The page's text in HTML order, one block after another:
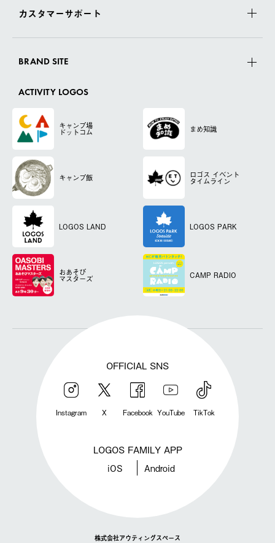
カスタマーサポート
BRAND SITE
ACTIVITY LOGOS
キャンプ場
ドットコム まめ知識
キャンプ飯 ロゴス イベント
タイムライン
LOGOS LAND LOGOS PARK
おあそび
マスターズ CAMP RADIO
OFFICIAL SNS
Instagram X Facebook YouTube TikTok
LOGOS FAMILY APP
iOS Android
株式会社アウティングスペース